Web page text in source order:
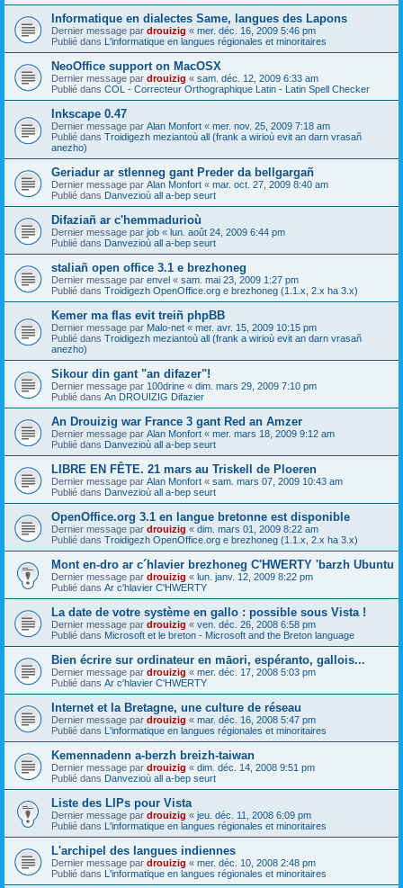
Informatique en dialectes Same, langues des Lapons
Dernier message par drouizig « mer. déc. 16, 2009 5:46 pm
Publié dans L'informatique en langues régionales et minoritaires
NeoOffice support on MacOSX
Dernier message par drouizig « sam. déc. 12, 2009 6:33 am
Publié dans COL - Correcteur Orthographique Latin - Latin Spell Checker
Inkscape 0.47
Dernier message par Alan Monfort « mer. nov. 25, 2009 7:18 am
Publié dans Troidigezh meziantoù all (frank a wirioù evit an darn vrasañ
anezho)
Geriadur ar stlenneg gant Preder da bellgargañ
Dernier message par Alan Monfort « mar. oct. 27, 2009 8:40 am
Publié dans Danvezioù all a-bep seurt
Difaziañ ar c'hemmadurioù
Dernier message par job « lun. août 24, 2009 6:44 pm
Publié dans Danvezioù all a-bep seurt
staliañ open office 3.1 e brezhoneg
Dernier message par envel « sam. mai 23, 2009 1:27 pm
Publié dans Troidigezh OpenOffice.org e brezhoneg (1.1.x, 2.x ha 3.x)
Kemer ma flas evit treiñ phpBB
Dernier message par Malo-net « mer. avr. 15, 2009 10:15 pm
Publié dans Troidigezh meziantoù all (frank a wirioù evit an darn vrasañ
anezho)
Sikour din gant "an difazer"!
Dernier message par 100drine « dim. mars 29, 2009 7:10 pm
Publié dans An DROUIZIG Difazier
An Drouizig war France 3 gant Red an Amzer
Dernier message par Alan Monfort « mer. mars 18, 2009 9:12 am
Publié dans Danvezioù all a-bep seurt
LIBRE EN FÊTE. 21 mars au Triskell de Ploeren
Dernier message par Alan Monfort « sam. mars 07, 2009 10:43 am
Publié dans Danvezioù all a-bep seurt
OpenOffice.org 3.1 en langue bretonne est disponible
Dernier message par drouizig « dim. mars 01, 2009 8:22 am
Publié dans Troidigezh OpenOffice.org e brezhoneg (1.1.x, 2.x ha 3.x)
Mont en-dro ar c´hlavier brezhoneg C'HWERTY 'barzh Ubuntu
Dernier message par drouizig « lun. janv. 12, 2009 8:22 pm
Publié dans Ar c'hlavier C'HWERTY
La date de votre système en gallo : possible sous Vista !
Dernier message par drouizig « ven. déc. 26, 2008 6:58 pm
Publié dans Microsoft et le breton - Microsoft and the Breton language
Bien écrire sur ordinateur en māori, espéranto, gallois...
Dernier message par drouizig « mer. déc. 17, 2008 5:03 pm
Publié dans Ar c'hlavier C'HWERTY
Internet et la Bretagne, une culture de réseau
Dernier message par drouizig « mar. déc. 16, 2008 5:47 pm
Publié dans L'informatique en langues régionales et minoritaires
Kemennadenn a-berzh breizh-taiwan
Dernier message par drouizig « dim. déc. 14, 2008 9:51 pm
Publié dans Danvezioù all a-bep seurt
Liste des LIPs pour Vista
Dernier message par drouizig « jeu. déc. 11, 2008 6:09 pm
Publié dans L'informatique en langues régionales et minoritaires
L'archipel des langues indiennes
Dernier message par drouizig « mer. déc. 10, 2008 2:48 pm
Publié dans L'informatique en langues régionales et minoritaires